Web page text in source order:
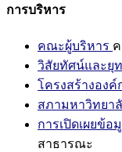
การบริหาร
คณะผู้บริหาร
วิสัยทัศน์และยุ
โครงสร้างองค์
สภามหาวิทยา
การเปิดเผยข้
สาธารณะ